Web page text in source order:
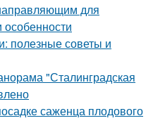
для
полезные советы и
"Сталинградская
саженца плодового